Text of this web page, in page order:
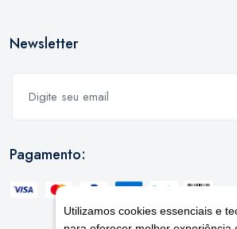
Newsletter
Pagamento:
Utilizamos cookies essenciais e